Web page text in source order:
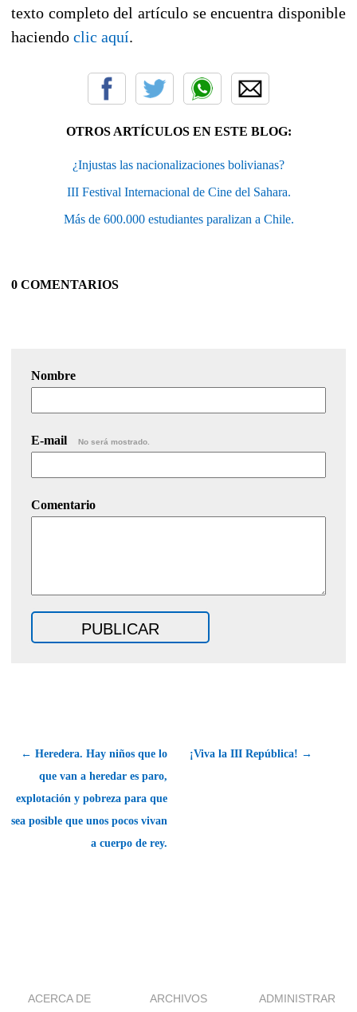
texto completo del artículo se encuentra disponible
haciendo clic aquí.
OTROS ARTÍCULOS EN ESTE BLOG:
¿Injustas las nacionalizaciones bolivianas?
III Festival Internacional de Cine del Sahara.
Más de 600.000 estudiantes paralizan a Chile.
0 COMENTARIOS
Nombre
E-mail No será mostrado.
Comentario
← Heredera. Hay niños que lo
que van a heredar es paro,
explotación y pobreza para que
sea posible que unos pocos vivan
a cuerpo de rey.
¡Viva la III República! →
ACERCA DE ARCHIVOS ADMINISTRAR